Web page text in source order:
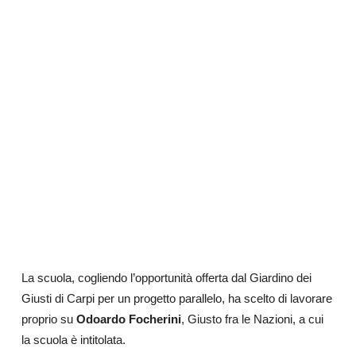
La scuola, cogliendo l’opportunità offerta dal Giardino dei
Giusti di Carpi per un progetto parallelo, ha scelto di lavorare
proprio su Odoardo Focherini, Giusto fra le Nazioni, a cui
la scuola è intitolata.